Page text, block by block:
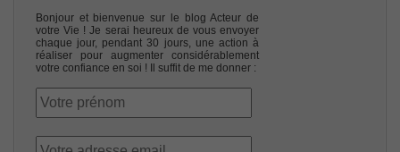
Bonjour et bienvenue sur le blog Acteur de
votre Vie ! Je serai heureux de vous envoyer
chaque jour, pendant 30 jours, une action à
réaliser pour augmenter considérablement
votre confiance en soi ! Il suffit de me donner :